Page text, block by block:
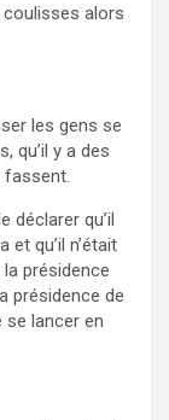
alors
les gens se
qu’il y a des
fassent.
déclarer qu’il
qu’il n’était
présidence
présidence de
se lancer en